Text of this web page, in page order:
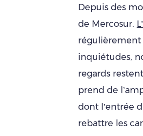
Depuis des
de Mercosur.
régulièrement
inquiétudes,
regards
prend de
dont l’entrée
rebattre les